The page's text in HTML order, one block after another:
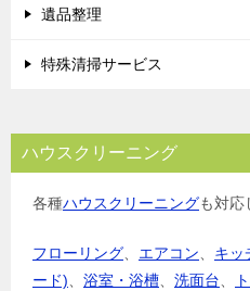
遺品整理
特殊清掃サービス
ハウスクリーニング
各種ハウスクリーニングも対応
フローリング エアコン キッ
ード)
浴室・浴槽 洗面台